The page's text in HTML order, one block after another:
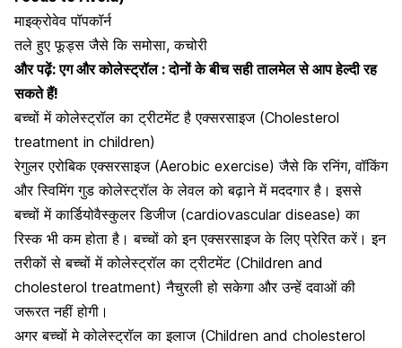
माइक्रोवेव पॉपकॉर्न
तले हुए फूड्स जैसे कि समोसा, कचोरी
और पढ़ें:एग और कोलेस्ट्रॉल : दोनों के बीच सही तालमेल से आप हेल्दी रह
सकते हैं!
बच्चों में कोलेस्ट्रॉल का ट्रीटमेंट है एक्सरसाइज (Cholesterol
treatment in children)
रेगुलर एरोबिक एक्सरसाइज (Aerobic exercise) जैसे कि रनिंग, वॉकिंग
और स्विमिंग गुड कोलेस्ट्रॉल के लेवल को बढ़ाने में मददगार है। इससे
बच्चों में कार्डियोवैस्कुलर डिजीज (cardiovascular disease) का
रिस्क भी कम होता है। बच्चों को इन एक्सरसाइज के लिए प्रेरित करें। इन
तरीकों से बच्चों में कोलेस्ट्रॉल का ट्रीटमेंट (Children and
cholesterol treatment) नैचुरली हो सकेगा और उन्हें दवाओं की
जरूरत नहीं होगी।
अगर बच्चों मे कोलेस्ट्रॉल का इलाज (Children and cholesterol